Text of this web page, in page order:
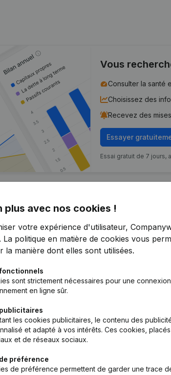
Vous
Consulter la santé
Choisissez des
Recevez des
Essayer
Essai gratuit de 7 jours,
Publication
Rubrique Constitution (Nouvelle Personne
posées
plus avec nos cookies !
votre expérience d'utilisateur,
La politique en matière de cookies vous
la manière dont elles sont utilisées.
sont strictement nécessaires pour une
en ligne sûr.
les cookies publicitaires, le contenu des
et adapté à vos intérêts. Ces cookies,
et de réseaux sociaux.
préférence
de préférence permettent de garder une trace